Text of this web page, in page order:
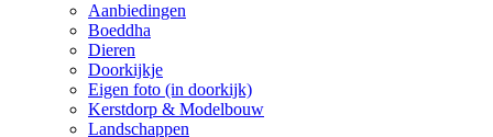
Aanbiedingen
Boeddha
Dieren
Doorkijkje
Eigen foto (in doorkijk)
Kerstdorp & Modelbouw
Landschappen